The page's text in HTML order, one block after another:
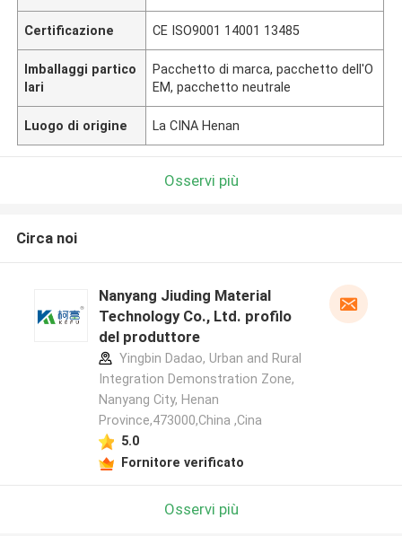
Certificazione CE ISO9001 14001 13485
Imballaggi partico
lari
Pacchetto di marca, pacchetto dell'O
EM, pacchetto neutrale
Luogo di origine La CINA Henan
Osservi più
Circa noi
Nanyang Jiuding Material
Technology Co., Ltd. profilo
del produttore
Yingbin Dadao, Urban and Rural
Integration Demonstration Zone,
Nanyang City, Henan
Province,473000,China ,Cina
5.0
Fornitore verificato
Osservi più